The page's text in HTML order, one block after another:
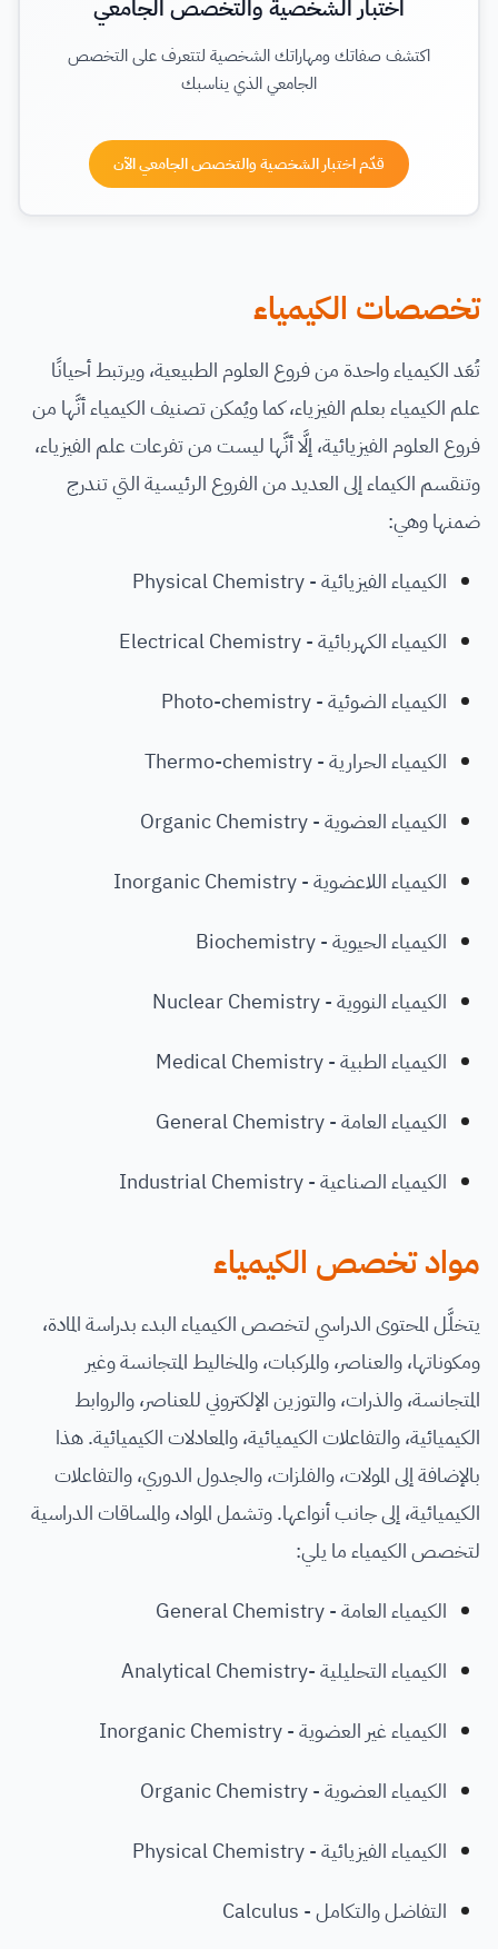
اختبار الشخصية والتخصص الجامعي
اكتشف صفاتك ومهاراتك الشخصية لتتعرف على التخصص
الجامعي الذي يناسبك
قدّم اختبار الشخصية والتخصص الجامعي الآن
تخصصات الكيمياء
تُعَد الكيمياء واحدة من فروع العلوم الطبيعية، ويرتبط أحيانًا
علم الكيمياء بعلم الفيزياء، كما ويُمكن تصنيف الكيمياء أنَّها من
فروع العلوم الفيزيائية، إلَّا أنَّها ليست من تفرعات علم الفيزياء،
وتنقسم الكيماء إلى العديد من الفروع الرئيسية التي تندرج
ضمنها وهي:
الكيمياء الفيزيائية - Physical Chemistry
الكيمياء الكهربائية - Electrical Chemistry
الكيمياء الضوئية - Photo-chemistry
الكيمياء الحرارية - Thermo-chemistry
الكيمياء العضوية - Organic Chemistry
الكيمياء اللاعضوية - Inorganic Chemistry
الكيمياء الحيوية - Biochemistry
الكيمياء النووية - Nuclear Chemistry
الكيمياء الطبية - Medical Chemistry
الكيمياء العامة - General Chemistry
الكيمياء الصناعية - Industrial Chemistry
مواد تخصص الكيمياء
يتخلَّل المحتوى الدراسي لتخصص الكيمياء البدء بدراسة المادة،
ومكوناتها، والعناصر، والمركبات، والمخاليط المتجانسة وغير
المتجانسة، والذرات، والتوزين الإلكتروني للعناصر، والروابط
الكيميائية، والتفاعلات الكيميائية، والمعادلات الكيميائية. هذا
بالإضافة إلى المولات، والفلزات، والجدول الدوري، والتفاعلات
الكيميائية، إلى جانب أنواعها. وتشمل المواد، والمساقات الدراسية
لتخصص الكيمياء ما يلي:
الكيمياء العامة - General Chemistry
الكيمياء التحليلية -Analytical Chemistry
الكيمياء غير العضوية - Inorganic Chemistry
الكيمياء العضوية - Organic Chemistry
الكيمياء الفيزيائية - Physical Chemistry
التفاضل والتكامل - Calculus